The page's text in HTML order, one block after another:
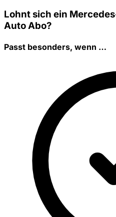
Lohnt sich ein
Auto Abo?
Passt besonders, wenn …